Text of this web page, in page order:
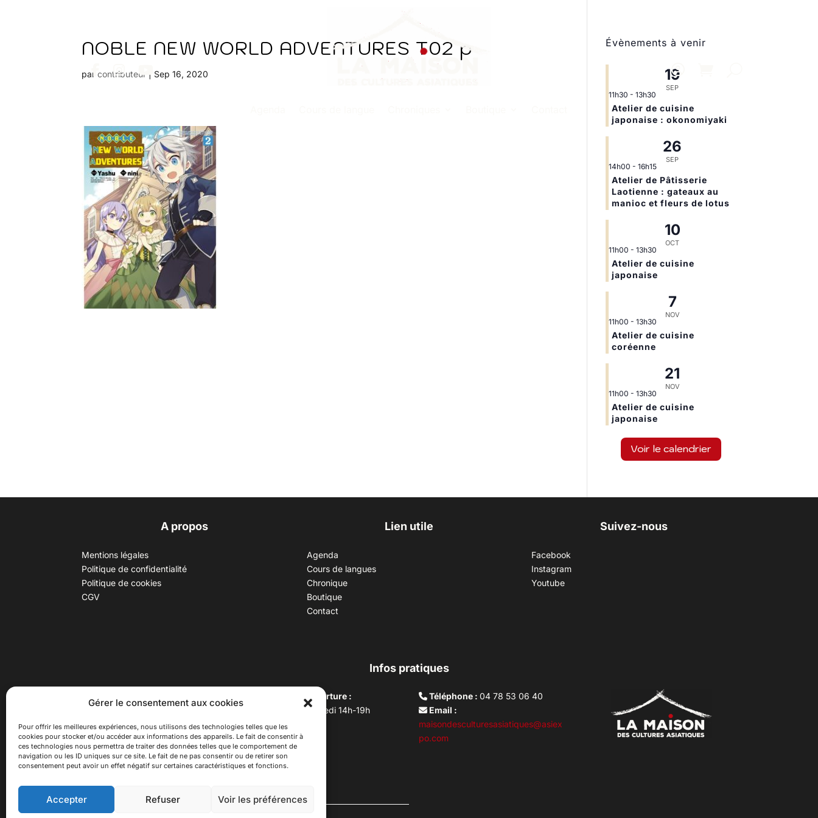
Gérer le consentement aux cookies
Pour offrir les meilleures expériences, nous utilisons des technologies telles que les
cookies pour stocker et/ou accéder aux informations des appareils. Le fait de consentir à
ces technologies nous permettra de traiter des données telles que le comportement de
navigation ou les ID uniques sur ce site. Le fait de ne pas consentir ou de retirer son
consentement peut avoir un effet négatif sur certaines caractéristiques et fonctions.
Accepter Refuser Voir les préférences
NOBLE NEW WORLD ADVENTURES T02 p
parcontributeur | Sep 16, 2020
Évènements à venir
19
SEP
11h30 - 13h30
Atelier de cuisine
japonaise : okonomiyaki
26
SEP
14h00 - 16h15
Atelier de Pâtisserie
Laotienne : gateaux au
manioc et fleurs de lotus
10
OCT
11h00 - 13h30
Atelier de cuisine
japonaise
7
NOV
11h00 - 13h30
Atelier de cuisine
coréenne
21
NOV
11h00 - 13h30
Atelier de cuisine
japonaise
Voir le calendrier
A propos
Mentions légales
Politique de confidentialité
Politique de cookies
CGV
Lien utile
Agenda
Cours de langues
Chronique
Boutique
Contact
Suivez-nous
Facebook
Instagram
Youtube
Infos pratiques
(adresse postale : 62 rue St
Maximin, 69003 Lyon)
à 100 mètres du métro D Monplaisir
Lumière, T3 Dauphiné Lacassagne,
bus C16 Dr Rebatel
Horaires d’ouverture :
Du mardi au vendredi 14h-19h
Samedi 10h –17h
Fermeture lundi
Téléphone :04 78 53 06 40
Email :
maisondesculturesasiatiques@asiex
po.com